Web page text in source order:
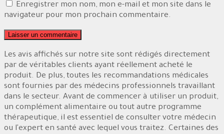
Enregistrer mon nom, mon e-mail et mon site dans le
navigateur pour mon prochain commentaire.
Les avis affichés sur notre site sont rédigés directement
par de véritables clients ayant réellement acheté le
produit. De plus, toutes les recommandations médicales
sont fournies par des médecins professionnels travaillant
dans le secteur. Avant de commencer à utiliser un produit,
un complément alimentaire ou tout autre programme
thérapeutique, il est essentiel de consulter votre médecin
ou l'expert en santé avec lequel vous traitez. Certaines des